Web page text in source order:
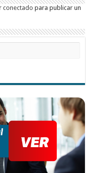
conectado para publicar un